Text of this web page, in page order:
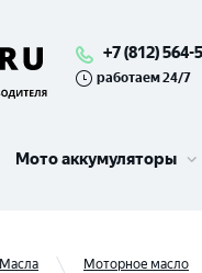
+7 (812) 564-
работаем 24/7
Мото аккумуляторы
Масла Моторное масло